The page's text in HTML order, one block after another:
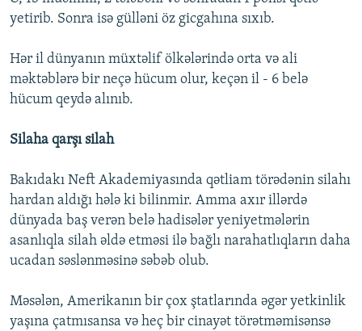
yetirib. Sonra isə gülləni öz gicgahına sıxıb.
Hər il dünyanın müxtəlif ölkələrində orta və ali
məktəblərə bir neçə hücum olur, keçən il - 6 belə
hücum qeydə alınıb.
Silaha qarşı silah
Bakıdakı Neft Akademiyasında qətliam törədənin silahı
hardan aldığı hələ ki bilinmir. Amma axır illərdə
dünyada baş verən belə hadisələr yeniyetmələrin
asanlıqla silah əldə etməsi ilə bağlı narahatlıqların daha
ucadan səslənməsinə səbəb olub.
Məsələn, Amerikanın bir çox ştatlarında əgər yetkinlik
yaşına çatmısansa və heç bir cinayət törətməmisənsə